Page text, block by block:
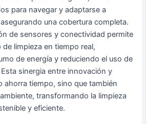
para navegar y adaptarse a
una cobertura completa.
de sensores y conectividad permite
limpieza en tiempo real,
de energía y reduciendo el uso de
sinergia entre innovación y
ahorra tiempo, sino que también
transformando la limpieza
y eficiente.